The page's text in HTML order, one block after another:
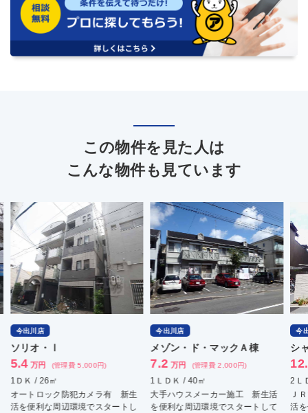
この物件を見た人は
こんな物件も見ています
今出川店
ソリオ・Ⅰ
5.4 万円 (管理費 5,000円)
1ＤＫ / 26㎡
オートロック防犯カメラ有 新生
活を便利な周辺環境でスタートし
今出川店
メゾン・ド・マックＡ棟
7.2 万円 (管理費 2,000円)
1ＬＤＫ / 40㎡
大手ハウスメーカー施工 新生活
を便利な周辺環境でスタートして
今
シ
2Ｌ
Ｊ
活